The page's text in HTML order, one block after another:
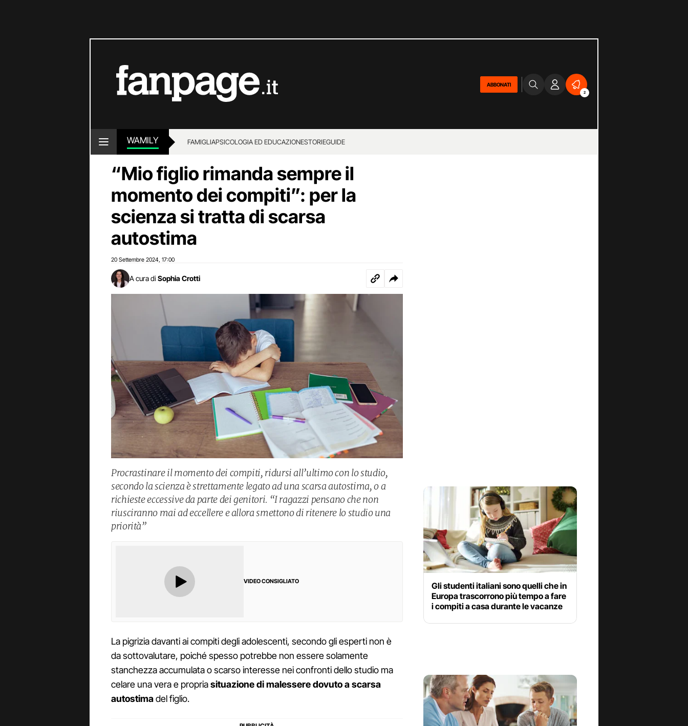
ABBONATI
2
WAMILY FAMIGLIAPSICOLOGIA ED EDUCAZIONESTORIEGUIDE
“Mio figlio rimanda sempre il
momento dei compiti”: per la
scienza si tratta di scarsa
autostima
20 Settembre 2024 17:00
A cura di Sophia Crotti
Procrastinare il momento dei compiti, ridursi all’ultimo con lo studio,
secondo la scienza è strettamente legato ad una scarsa autostima, o a
richieste eccessive da parte dei genitori. “I ragazzi pensano che non
riusciranno mai ad eccellere e allora smettono di ritenere lo studio una
priorità”
VIDEO CONSIGLIATO
La pigrizia davanti ai compiti degli adolescenti, secondo gli esperti non è
da sottovalutare, poiché spesso potrebbe non essere solamente
stanchezza accumulata o scarso interesse nei confronti dello studio ma
celare una vera e propriasituazione di malessere dovuto a scarsa
autostimadel figlio.
Gli studenti italiani sono quelli che in
Europa trascorrono più tempo a fare
i compiti a casa durante le vacanze